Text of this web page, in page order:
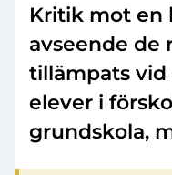
Kritik mot en
avseende de
tillämpats
elever i
grundskola,